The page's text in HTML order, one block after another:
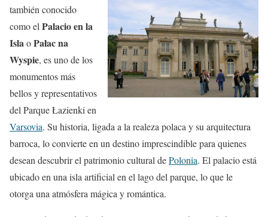
también conocido
como el Palacio en la
IslaoPałac na
Wyspie, es uno de los
monumentos más
bellos y representativos
del Parque Łazienki en
Varsovia. Su historia, ligada a la realeza polaca y su arquitectura
barroca, lo convierte en un destino imprescindible para quienes
desean descubrir el patrimonio cultural dePolonia. El palacio está
ubicado en una isla artificial en el lago del parque, lo que le
otorga una atmósfera mágica y romántica.